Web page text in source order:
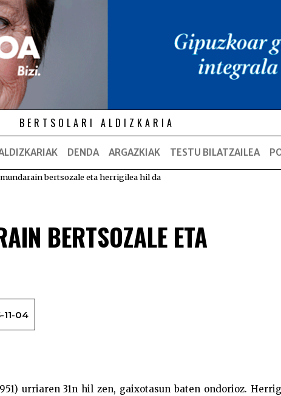
BERTSOLARI ALDIZKARIA
DENDA ARGAZKIAK TESTU BILATZAILEA
bertsozale eta herrigilea hil da
BERTSOZALE ETA
11-04
urriaren 31n hil zen, gaixotasun baten ondorioz.